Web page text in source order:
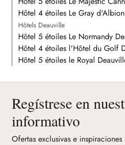
Hôtel 4 étoiles Le Gray
Hôtels Deauville
Hôtel 5 étoiles Le Normandy
Hôtel 4 étoiles l'Hôtel du Golf
Hôtel 5 étoiles le Royal
Regístrese en
informativo
Ofertas exclusivas e inspiraciones